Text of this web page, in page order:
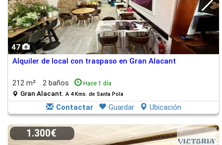
47
Alquiler de local con traspaso en Gran Alacant
212 m² 2 baños Hace 1 día
Gran Alacant. A 4 Kms. de Santa Pola
Contactar Guardar Ubicación
1.300€